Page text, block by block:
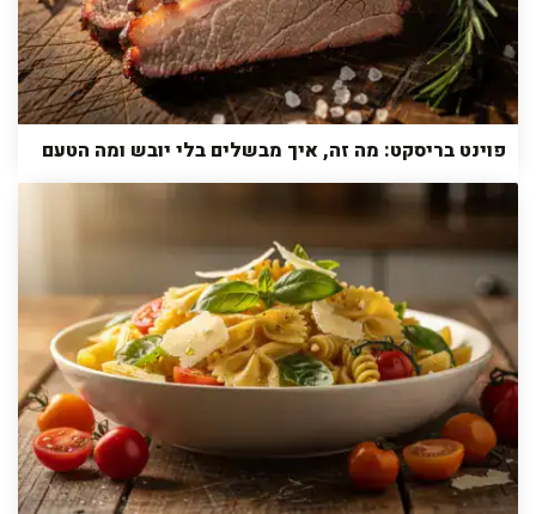
פוינט בריסקט: מה זה, איך מבשלים בלי יובש ומה הטעם